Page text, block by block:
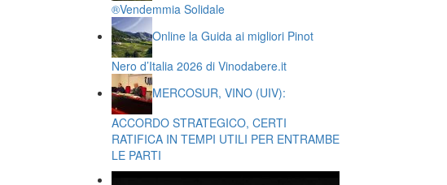
®️Vendemmia Solidale
Online la Guida ai migliori Pinot
Nero d’Italia 2026 di Vinodabere.it
MERCOSUR, VINO (UIV):
ACCORDO STRATEGICO, CERTI
RATIFICA IN TEMPI UTILI PER ENTRAMBE
LE PARTI